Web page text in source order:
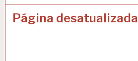
Página desatualizada